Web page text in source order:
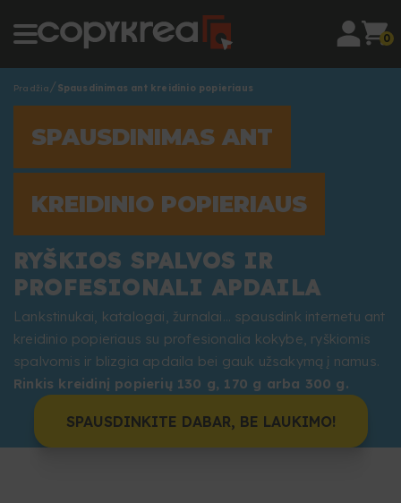
0
Pradžia Spausdinimas ant kreidinio popieriaus
SPAUSDINIMAS ANT
KREIDINIO POPIERIAUS
RYŠKIOS SPALVOS IR
PROFESIONALI APDAILA
Lankstinukai, katalogai, žurnalai… spausdink internetu ant
kreidinio popieriaus su profesionalia kokybe, ryškiomis
spalvomis ir blizgia apdaila bei gauk užsakymą į namus.
Rinkis kreidinį popierių 130 g, 170 g arba 300 g.
SPAUSDINKITE DABAR, BE LAUKIMO!